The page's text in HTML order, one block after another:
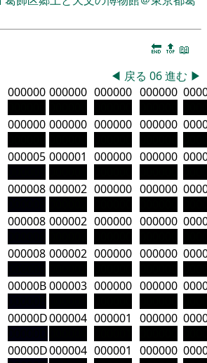
🔚 🔝 📖
◀ 戻る 06進む ▶
000000 000000 000000 000000
000000 000000 000000 000000
000005 000001 000000 000000
000008 000002 000000 000000
000008 000002 000000 000000
000008 000002 000000 000000
00000B000003 000000 000000
00000D000004 000001
000000
00000D000004 000001
000000